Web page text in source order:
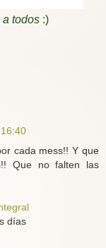
todos :)
cada mess!! Y que
Que no falten las
días